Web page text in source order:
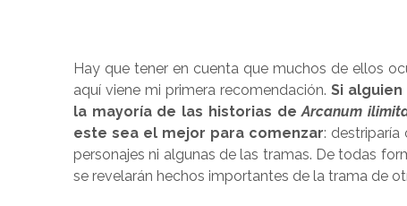
Hay que tener en cuenta que muchos de ellos
aquí viene mi primera recomendación. Si
la mayoría de las historias deArcanum
este sea el mejor para comenzar:
personajes ni algunas de las tramas. De todas
se revelarán hechos importantes de la trama de